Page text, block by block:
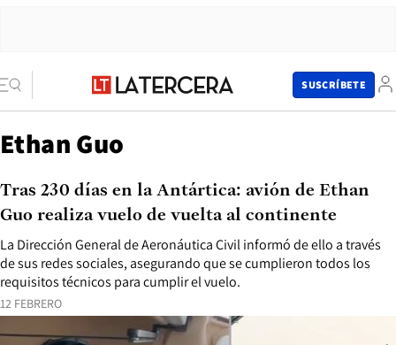
SUSCRÍBETE
Ethan Guo
12 FEBRERO
La Dirección General de Aeronáutica Civil informó de ello a través
de sus redes sociales, asegurando que se cumplieron todos los
requisitos técnicos para cumplir el vuelo.
Tras 230 días en la Antártica: avión de Ethan
Guo realiza vuelo de vuelta al continente